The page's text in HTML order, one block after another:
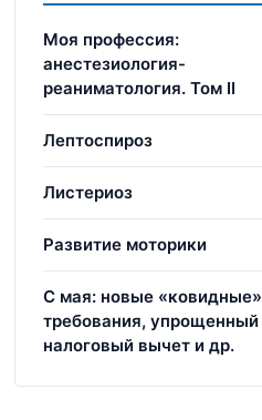
Моя профессия:
анестезиология-
реаниматология. Том II
Лептоспироз
Листериоз
Развитие моторики
С мая: новые «ковидные»
требования, упрощенный
налоговый вычет и др.